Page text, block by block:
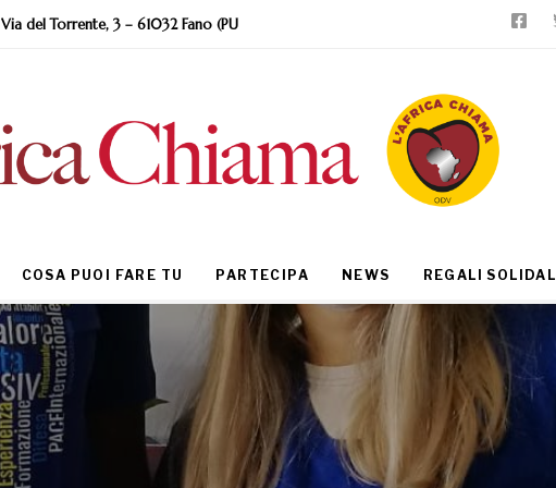
Via del Torrente, 3 – 61032 Fano (PU
COSA PUOI FARE TU PARTECIPA NEWS REGALI SOLIDALI